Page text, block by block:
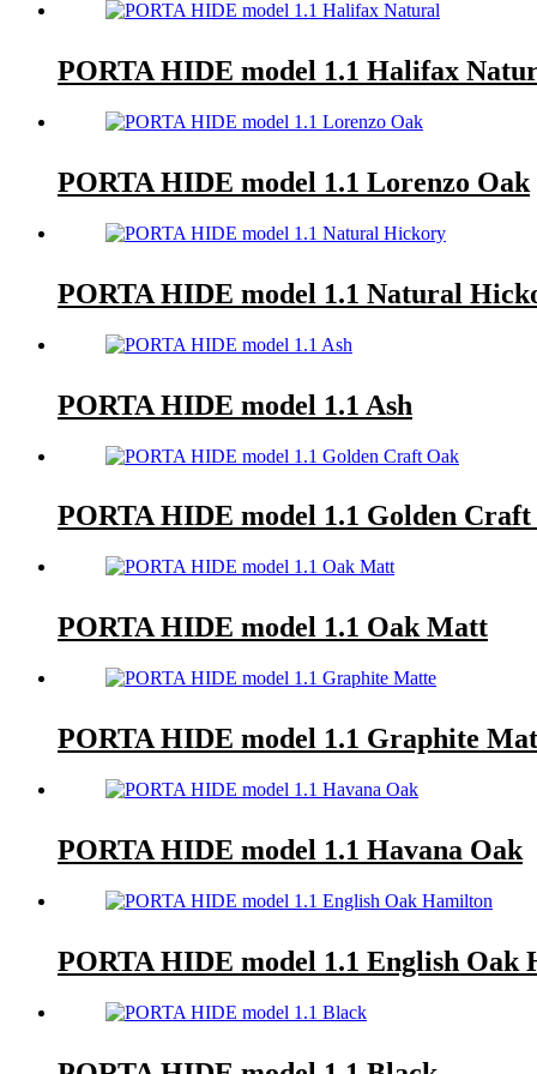
PORTA HIDE model 1.1 Halifax
PORTA HIDE model 1.1 Lorenzo Oak
PORTA HIDE model 1.1 Natural
PORTA HIDE model 1.1 Ash
PORTA HIDE model 1.1 Golden
PORTA HIDE model 1.1 Oak Matt
PORTA HIDE model 1.1 Graphite
PORTA HIDE model 1.1 Havana Oak
PORTA HIDE model 1.1 English Oak